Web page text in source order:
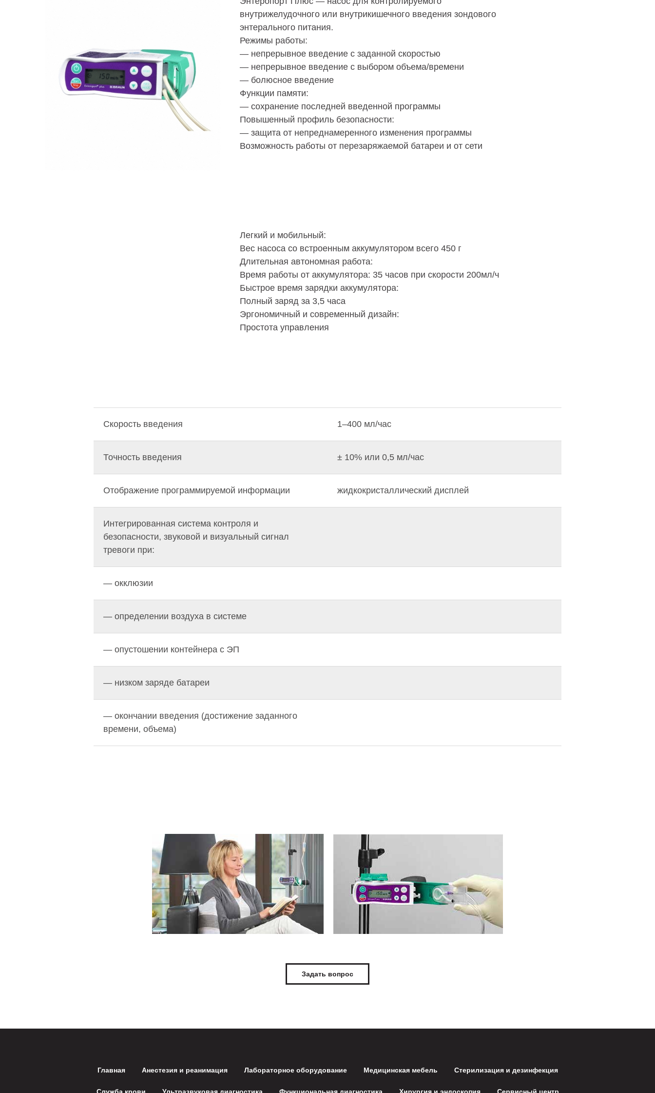
внутрижелудочного или внутрикишечного введения зондового
энтерального питания.
Режимы работы:
— непрерывное введение с заданной скоростью
— непрерывное введение с выбором объема/времени
— болюсное введение
Функции памяти:
— сохранение последней введенной программы
Повышенный профиль безопасности:
— защита от непреднамеренного изменения программы
Возможность работы от перезаряжаемой батареи и от сети
Легкий и мобильный:
Вес насоса со встроенным аккумулятором всего 450 г
Длительная автономная работа:
Время работы от аккумулятора: 35 часов при скорости 200мл/ч
Быстрое время зарядки аккумулятора:
Полный заряд за 3,5 часа
Эргономичный и современный дизайн:
Простота управления
Скорость введения 1–400 мл/час
Точность введения ± 10% или 0,5 мл/час
Отображение программируемой информации жидкокристаллический дисплей
Интегрированная система контроля и
безопасности, звуковой и визуальный сигнал
тревоги при:
— окклюзии
— определении воздуха в системе
— опустошении контейнера с ЭП
— низком заряде батареи
— окончании введения (достижение заданного
времени, объема)
Задать вопрос
Главная Анестезия и реанимация Лабораторное оборудование Медицинская мебель Стерилизация и дезинфекция